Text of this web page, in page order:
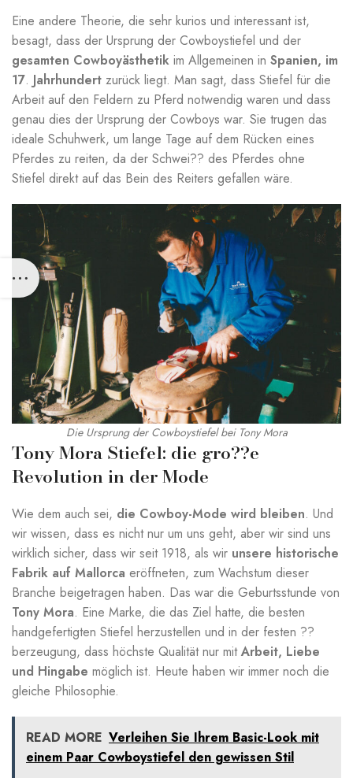
Eine andere Theorie, die sehr kurios und interessant ist,
besagt, dass der Ursprung der Cowboystiefel und der
gesamten Cowboyästhetik im Allgemeinen in Spanien, im
17. Jahrhundert zurück liegt. Man sagt, dass Stiefel für die
Arbeit auf den Feldern zu Pferd notwendig waren und dass
genau dies der Ursprung der Cowboys war. Sie trugen das
ideale Schuhwerk, um lange Tage auf dem Rücken eines
Pferdes zu reiten, da der Schwei?? des Pferdes ohne
Stiefel direkt auf das Bein des Reiters gefallen wäre.
Die Ursprung der Cowboystiefel bei Tony Mora
Tony Mora Stiefel: die gro??e
Revolution in der Mode
Wie dem auch sei, die Cowboy-Mode wird bleiben. Und
wir wissen, dass es nicht nur um uns geht, aber wir sind uns
wirklich sicher, dass wir seit 1918, als wir unsere historische
Fabrik auf Mallorca eröffneten, zum Wachstum dieser
Branche beigetragen haben. Das war die Geburtsstunde von
Tony Mora. Eine Marke, die das Ziel hatte, die besten
handgefertigten Stiefel herzustellen und in der festen ??
berzeugung, dass höchste Qualität nur mitArbeit, Liebe
und Hingabe möglich ist. Heute haben wir immer noch die
gleiche Philosophie.
READ MORE Verleihen Sie Ihrem Basic-Look mit
einem Paar Cowboystiefel den gewissen Stil